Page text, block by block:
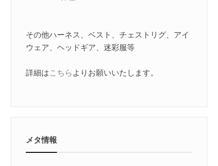
その他ハーネス、ベスト、チェストリグ、アイ
ウェア、ヘッドギア、迷彩服等
詳細はこちら よりお願いいたします。
メタ情報